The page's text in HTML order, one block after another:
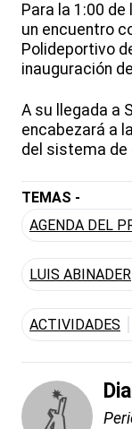
Para la 1:00
un encuentro
Polideportivo
inauguración
A su llegada a
encabezará a
del sistema de
TEMAS -
AGENDA DEL
LUIS ABINADER
ACTIVIDADES